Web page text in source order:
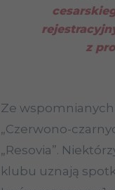
z
Ze wspomnianych
„Czerwono-
„Resovia”.
klubu uznają